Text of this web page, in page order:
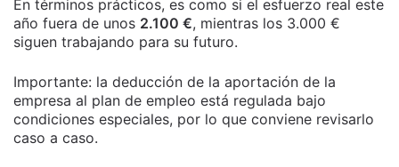
En términos prácticos, es como si el esfuerzo real este
año fuera de unos 2.100 €, mientras los 3.000 €
siguen trabajando para su futuro.
Importante: la deducción de la aportación de la
empresa al plan de empleo está regulada bajo
condiciones especiales, por lo que conviene revisarlo
caso a caso.